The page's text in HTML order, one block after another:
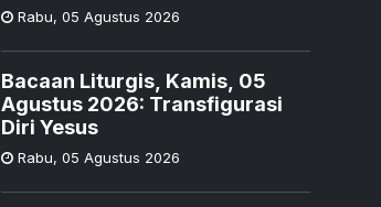
Rabu, 05 Agustus 2026
Bacaan Liturgis, Kamis, 05
Agustus 2026: Transfigurasi
Diri Yesus
Rabu, 05 Agustus 2026